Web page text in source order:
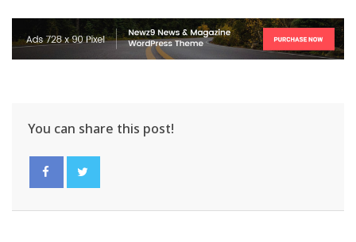
You can share this post!